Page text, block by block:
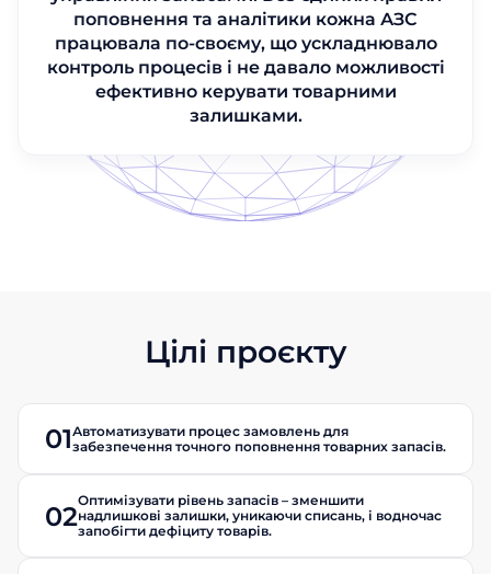
поповнення та аналітики кожна АЗС
працювала по-своєму, що ускладнювало
контроль процесів і не давало можливості
ефективно керувати товарними
залишками.
Цілі проєкту
01Автоматизувати процес замовлень для
забезпечення точного поповнення товарних запасів.
02Оптимізувати рівень запасів – зменшити
надлишкові залишки, уникаючи списань, і водночас
запобігти дефіциту товарів.